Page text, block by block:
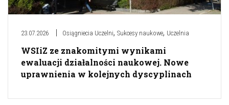
23.07.2026 Osiągniecia Uczelni, Sukcesy naukowe, Uczelnia
WSIiZ ze znakomitymi wynikami
ewaluacji działalności naukowej. Nowe
uprawnienia w kolejnych dyscyplinach